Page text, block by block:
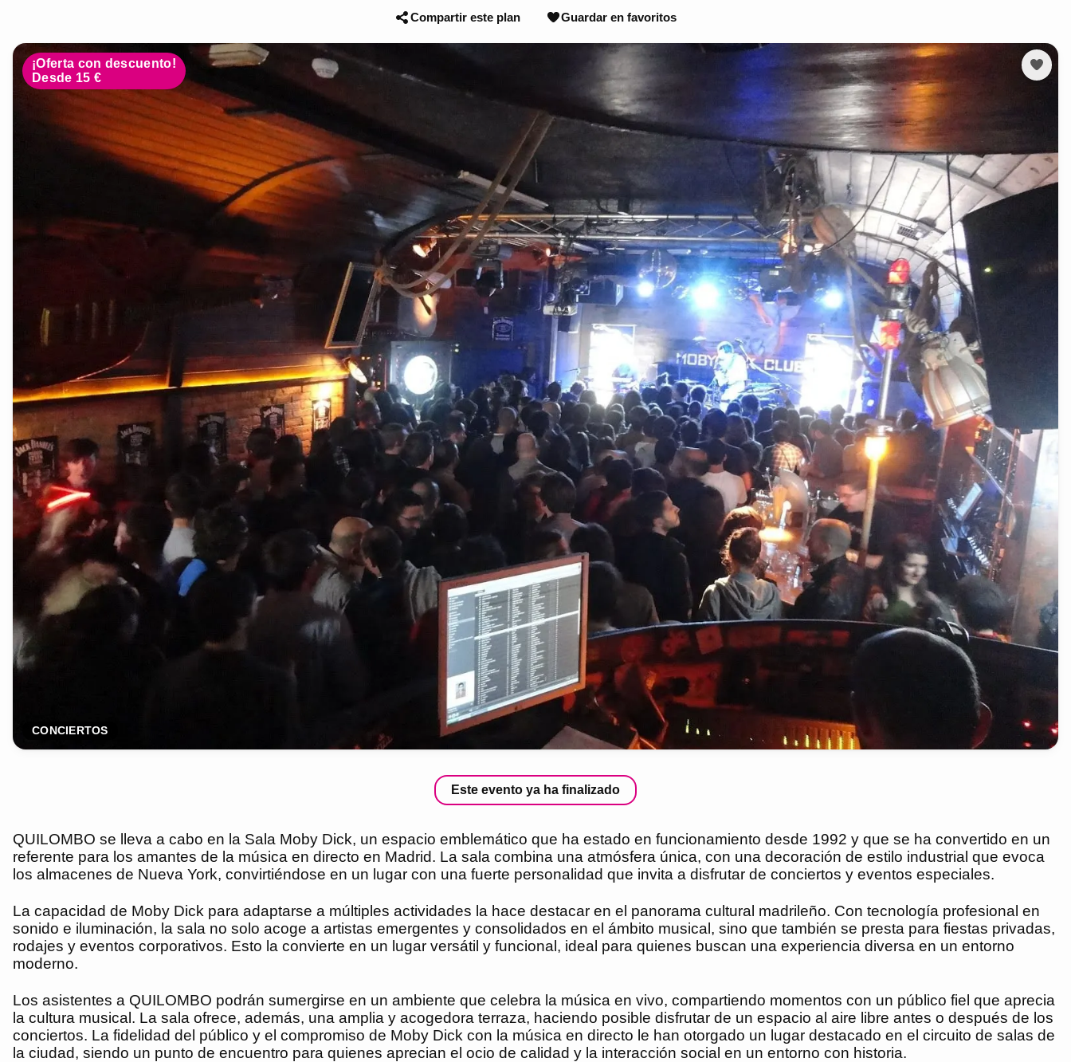
Compartir este plan Guardar en favoritos
¡Oferta con descuento!
Desde 15 €
CONCIERTOS
Este evento ya ha finalizado
QUILOMBO se lleva a cabo en la Sala Moby Dick, un espacio emblemático que ha estado en funcionamiento desde 1992 y que se ha convertido en un
referente para los amantes de la música en directo en Madrid. La sala combina una atmósfera única, con una decoración de estilo industrial que evoca
los almacenes de Nueva York, convirtiéndose en un lugar con una fuerte personalidad que invita a disfrutar de conciertos y eventos especiales.
La capacidad de Moby Dick para adaptarse a múltiples actividades la hace destacar en el panorama cultural madrileño. Con tecnología profesional en
sonido e iluminación, la sala no solo acoge a artistas emergentes y consolidados en el ámbito musical, sino que también se presta para fiestas privadas,
rodajes y eventos corporativos. Esto la convierte en un lugar versátil y funcional, ideal para quienes buscan una experiencia diversa en un entorno
moderno.
Los asistentes a QUILOMBO podrán sumergirse en un ambiente que celebra la música en vivo, compartiendo momentos con un público fiel que aprecia
la cultura musical. La sala ofrece, además, una amplia y acogedora terraza, haciendo posible disfrutar de un espacio al aire libre antes o después de los
conciertos. La fidelidad del público y el compromiso de Moby Dick con la música en directo le han otorgado un lugar destacado en el circuito de salas de
la ciudad, siendo un punto de encuentro para quienes aprecian el ocio de calidad y la interacción social en un entorno con historia.